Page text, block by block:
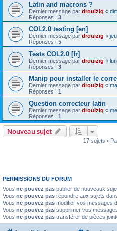
Latin and macrons ?
Dernier message par drouizig «
Réponses : 3
COL2.0 testing [en]
Dernier message par drouizig «
Réponses : 5
Tests COL2.0 [fr]
Dernier message par drouizig «
Réponses : 3
Manip pour installer le
Dernier message par drouizig «
Réponses : 1
Question correcteur latin
Dernier message par drouizig «
Réponses : 1
Nouveau sujet
17 sujets •
PERMISSIONS DU FORUM
Vous ne pouvez pas publier de nouveaux
Vous ne pouvez pas répondre aux sujets
Vous ne pouvez pas modifier vos messages
Vous ne pouvez pas supprimer vos
Vous ne pouvez pas transférer de pièces